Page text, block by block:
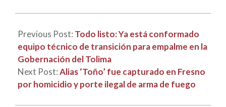
Previous Post: Todo listo: Ya está conformado
equipo técnico de transición para empalme en la
Gobernación del Tolima
Next Post:Alias ‘Toño’ fue capturado en Fresno
por homicidio y porte ilegal de arma de fuego